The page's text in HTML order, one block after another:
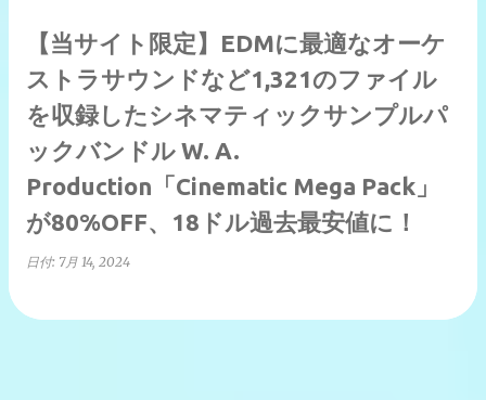
【当サイト限定】EDMに最適なオーケ
ストラサウンドなど1,321のファイル
を収録したシネマティックサンプルパ
ックバンドル W. A.
Production「Cinematic Mega Pack」
が80%OFF、18ドル過去最安値に！
日付: 7月 14, 2024